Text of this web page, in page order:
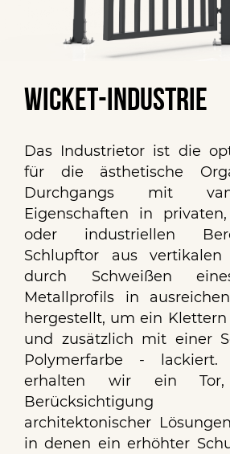
Wicket-Industrie
Das Industrietor ist die
für die ästhetische
Durchgangs mit
Eigenschaften in
oder industriellen
Schlupftor aus
durch Schweißen
Metallprofils in
hergestellt, um ein Klettern
und zusätzlich mit einer
Polymerfarbe - lackiert.
erhalten wir ein
Berücksichtigung
architektonischer
in denen ein erhöhter